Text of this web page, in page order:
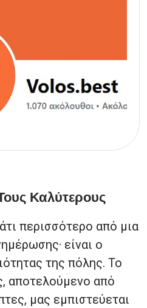
Καλύτερους
περισσότερο από μια
είναι ο
της πόλης. Το
αποτελούμενο από
μας εμπιστεύεται